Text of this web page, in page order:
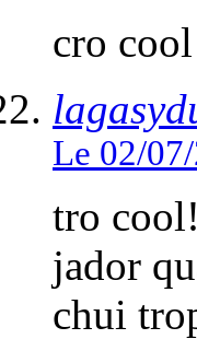
cro
Le 02/
tro cool!
jador
chui